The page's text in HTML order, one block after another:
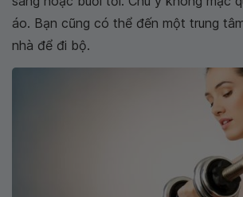
áo. Bạn cũng có thể đến một trung
nhà để đi bộ.